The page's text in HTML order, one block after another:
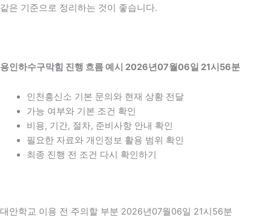
같은 기준으로 정리하는 것이 좋습니다.
용인하수구막힘 진행 흐름 예시 2026년07월06일 21시56분
인천흥신소 기본 문의와 현재 상황 전달
가능 여부와 기본 조건 확인
비용, 기간, 절차, 준비사항 안내 확인
필요한 자료와 개인정보 활용 범위 확인
최종 진행 전 조건 다시 확인하기
대안학교 이용 전 주의할 부분 2026년07월06일 21시56분